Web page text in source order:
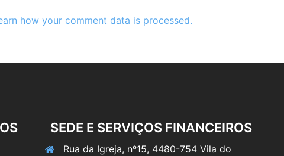
how your comment data is processed.
SEDE E SERVIÇOS FINANCEIROS
Rua da Igreja, nº15, 4480-754 Vila do